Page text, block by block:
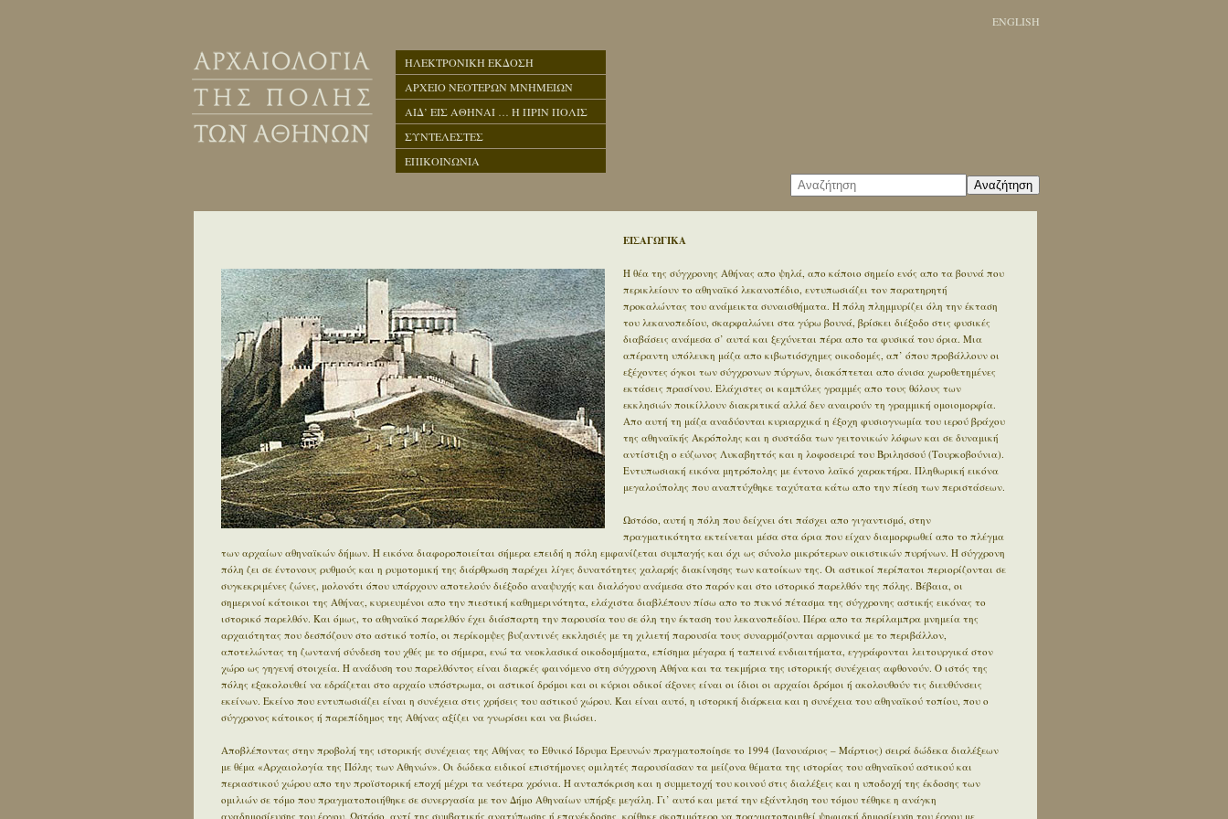
ENGLISH
ΗΛΕΚΤΡΟΝΙΚΗ ΕΚΔΟΣΗ
ΑΡΧΕΙΟ ΝΕΟΤΕΡΩΝ ΜΝΗΜΕΙΩΝ
ΑΙΔ’ ΕΙΣ ΑΘΗΝΑΙ … Η ΠΡΙΝ ΠΟΛΙΣ
ΣΥΝΤΕΛΕΣΤΕΣ
ΕΠΙΚΟΙΝΩΝΙΑ
Αναζήτηση
ΕΙΣΑΓΩΓΙΚΑ
Η θέα της σύγχρονης Αθήνας απο ψηλά, απο κάποιο σημείο ενός απο τα βουνά που
περικλείουν το αθηναϊκό λεκανοπέδιο, εντυπωσιάζει τον παρατηρητή
προκαλώντας του ανάμεικτα συναισθήματα. Η πόλη πλημμυρίζει όλη την έκταση
του λεκανοπεδίου, σκαρφαλώνει στα γύρω βουνά, βρίσκει διέξοδο στις φυσικές
διαβάσεις ανάμεσα σ’ αυτά και ξεχύνεται πέρα απο τα φυσικά του όρια. Μια
απέραντη υπόλευκη μάζα απο κιβωτιόσχημες οικοδομές, απ’ όπου προβάλλουν οι
εξέχοντες όγκοι των σύγχρονων πύργων, διακόπτεται απο άνισα χωροθετημένες
εκτάσεις πρασίνου. Ελάχιστες οι καμπύλες γραμμές απο τους θόλους των
εκκλησιών ποικίλλουν διακριτικά αλλά δεν αναιρούν τη γραμμική ομοιομορφία.
Απο αυτή τη μάζα αναδύονται κυριαρχικά η έξοχη φυσιογνωμία του ιερού βράχου
της αθηναϊκής Ακρόπολης και η συστάδα των γειτονικών λόφων και σε δυναμική
αντίστιξη ο εύζωνος Λυκαβηττός και η λοφοσειρά του Βριλησσού (Τουρκοβούνια).
Εντυπωσιακή εικόνα μητρόπολης με έντονο λαϊκό χαρακτήρα. Πληθωρική εικόνα
μεγαλούπολης που αναπτύχθηκε ταχύτατα κάτω απο την πίεση των περιστάσεων.
Ωστόσο, αυτή η πόλη που δείχνει ότι πάσχει απο γιγαντισμό, στην
πραγματικότητα εκτείνεται μέσα στα όρια που είχαν διαμορφωθεί απο το πλέγμα
των αρχαίων αθηναϊκών δήμων. Η εικόνα διαφοροποιείται σήμερα επειδή η πόλη εμφανίζεται συμπαγής και όχι ως σύνολο μικρότερων οικιστικών πυρήνων. Η σύγχρονη
πόλη ζει σε έντονους ρυθμούς και η ρυμοτομική της διάρθρωση παρέχει λίγες δυνατότητες χαλαρής διακίνησης των κατοίκων της. Οι αστικοί περίπατοι περιορίζονται σε
συγκεκριμένες ζώνες, μολονότι όπου υπάρχουν αποτελούν διέξοδο αναψυχής και διαλόγου ανάμεσα στο παρόν και στο ιστορικό παρελθόν της πόλης. Βέβαια, οι
σημερινοί κάτοικοι της Αθήνας, κυριευμένοι απο την πιεστική καθημερινότητα, ελάχιστα διαβλέπουν πίσω απο το πυκνό πέτασμα της σύγχρονης αστικής εικόνας το
ιστορικό παρελθόν. Και όμως, το αθηναϊκό παρελθόν έχει διάσπαρτη την παρουσία του σε όλη την έκταση του λεκανοπεδίου. Πέρα απο τα περίλαμπρα μνημεία της
αρχαιότητας που δεσπόζουν στο αστικό τοπίο, οι περίκομψες βυζαντινές εκκλησιές με τη χιλιετή παρουσία τους συναρμόζονται αρμονικά με το περιβάλλον,
αποτελώντας τη ζωντανή σύνδεση του χθές με το σήμερα, ενώ τα νεοκλασικά οικοδομήματα, επίσημα μέγαρα ή ταπεινά ενδιαιτήματα, εγγράφονται λειτουργικά στον
χώρο ως γηγενή στοιχεία. Η ανάδυση του παρελθόντος είναι διαρκές φαινόμενο στη σύγχρονη Αθήνα και τα τεκμήρια της ιστορικής συνέχειας αφθονούν. Ο ιστός της
πόλης εξακολουθεί να εδράζεται στο αρχαίο υπόστρωμα, οι αστικοί δρόμοι και οι κύριοι οδικοί άξονες είναι οι ίδιοι οι αρχαίοι δρόμοι ή ακολουθούν τις διευθύνσεις
εκείνων. Εκείνο που εντυπωσιάζει είναι η συνέχεια στις χρήσεις του αστικού χώρου. Και είναι αυτό, η ιστορική διάρκεια και η συνέχεια του αθηναϊκού τοπίου, που ο
σύγχρονος κάτοικος ή παρεπίδημος της Αθήνας αξίζει να γνωρίσει και να βιώσει.
Αποβλέποντας στην προβολή της ιστορικής συνέχειας της Αθήνας το Εθνικό Ίδρυμα Ερευνών πραγματοποίησε το 1994 (Ιανουάριος – Μάρτιος) σειρά δώδεκα διαλέξεων
με θέμα «Αρχαιολογία της Πόλης των Αθηνών». Οι δώδεκα ειδικοί επιστήμονες ομιλητές παρουσίασαν τα μείζονα θέματα της ιστορίας του αθηναϊκού αστικού και
περιαστικού χώρου απο την προϊστορική εποχή μέχρι τα νεότερα χρόνια. Η ανταπόκριση και η συμμετοχή του κοινού στις διαλέξεις και η υποδοχή της έκδοσης των
ομιλιών σε τόμο που πραγματοποιήθηκε σε συνεργασία με τον Δήμο Αθηναίων υπήρξε μεγάλη. Γι’ αυτό και μετά την εξάντληση του τόμου τέθηκε η ανάγκη
αναδημοσίευσης του έργου. Ωστόσο, αντί της συμβατικής ανατύπωσης ή επανέκδοσης, κρίθηκε σκοπιμότερο να πραγματοποιηθεί ψηφιακή δημοσίευση του έργου με